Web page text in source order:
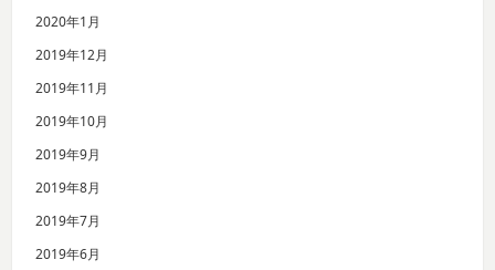
2020年1月
2019年12月
2019年11月
2019年10月
2019年9月
2019年8月
2019年7月
2019年6月